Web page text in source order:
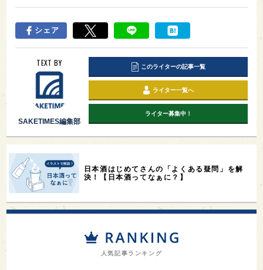
シェア
TEXT BY
SAKETIMES編集部
このライターの記事一覧
ライター一覧へ
ライター募集中！
日本酒はじめてさんの「よくある疑問」を解
決！【日本酒ってなぁに？】
人気記事ランキング